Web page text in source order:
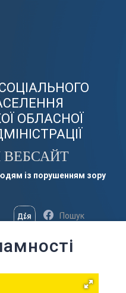
ОБЛАСНОЇ
ВЕБСАЙТ
із порушенням зору